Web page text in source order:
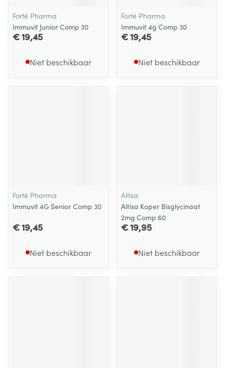
Forté Pharma
Immuvit Junior Comp 30
€ 19,45
Niet beschikbaar
Forté Pharma
Immuvit 4g Comp 30
€ 19,45
Niet beschikbaar
Forté Pharma
Immuvit 4G Senior Comp 30
€ 19,45
Niet beschikbaar
Altisa
Altisa Koper Bisglycinaat
2mg Comp 60
€ 19,95
Niet beschikbaar